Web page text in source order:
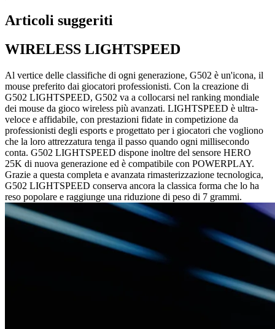
Articoli suggeriti
WIRELESS LIGHTSPEED
Al vertice delle classifiche di ogni generazione, G502 è un'icona, il
mouse preferito dai giocatori professionisti. Con la creazione di
G502 LIGHTSPEED, G502 va a collocarsi nel ranking mondiale
dei mouse da gioco wireless più avanzati. LIGHTSPEED è ultra-
veloce e affidabile, con prestazioni fidate in competizione da
professionisti degli esports e progettato per i giocatori che vogliono
che la loro attrezzatura tenga il passo quando ogni millisecondo
conta. G502 LIGHTSPEED dispone inoltre del sensore HERO
25K di nuova generazione ed è compatibile con POWERPLAY.
Grazie a questa completa e avanzata rimasterizzazione tecnologica,
G502 LIGHTSPEED conserva ancora la classica forma che lo ha
reso popolare e raggiunge una riduzione di peso di 7 grammi.